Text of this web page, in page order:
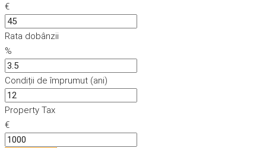
€
Rata dobânzii
%
Condiții de împrumut (ani)
Property Tax
€